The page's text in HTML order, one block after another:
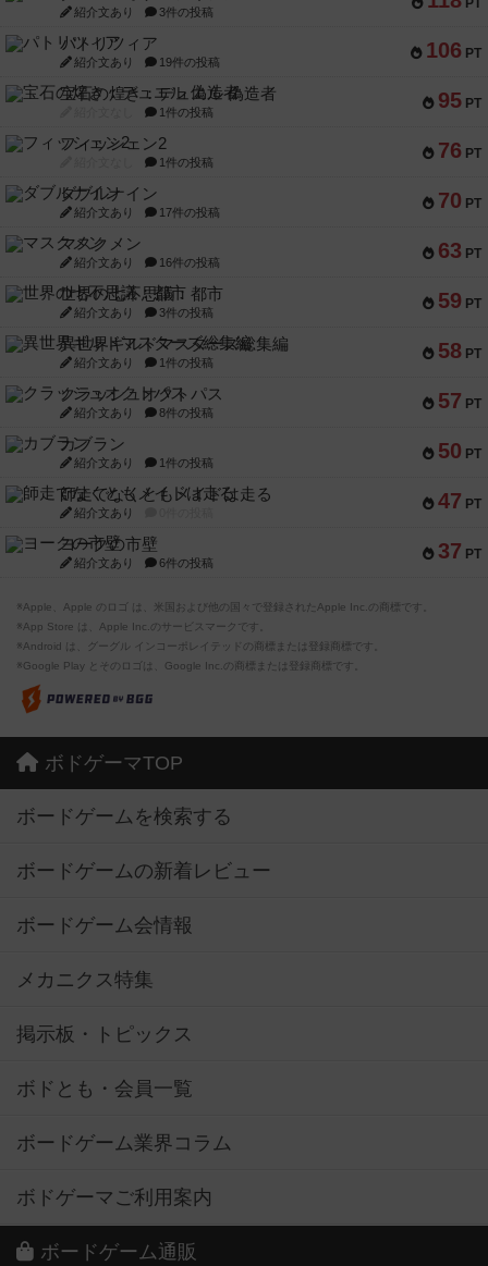
PT
紹介文あり 3件の投稿
106 PT
パトリツィア
紹介文あり 19件の投稿
95 PT
宝石の煌き：デュエル 偽造者
1件の投稿
76 PT
フィッシェン2
1件の投稿
70 PT
ダブルナイン
紹介文あり 17件の投稿
63 PT
マスクメン
紹介文あり 16件の投稿
59 PT
世界の七不思議：都市
紹介文あり 3件の投稿
58 PT
異世界ギルドマスターズ総集編
紹介文あり 1件の投稿
57 PT
クラッシュオクトパス
紹介文あり 8件の投稿
50 PT
カブラン
紹介文あり 1件の投稿
47 PT
師走でなくともメイドは走る
紹介文あり
37 PT
ヨークの市壁
紹介文あり 6件の投稿
※Apple、Apple のロゴ は、米国および他の国々で登録されたApple Inc.の商標です。
※App Store は、Apple Inc.のサービスマークです。
※Android は、グーグル インコーポレイテッドの商標または登録商標です。
※Google Play とそのロゴは、Google Inc.の商標または登録商標です。
ボドゲーマTOP
ボードゲームを検索する
ボードゲームの新着レビュー
ボードゲーム会情報
メカニクス特集
掲示板・トピックス
ボドとも・会員一覧
ボードゲーム業界コラム
ボドゲーマご利用案内
ボードゲーム通販